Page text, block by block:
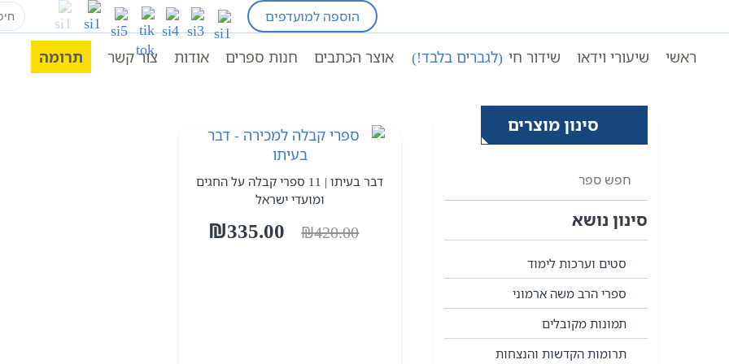
to
הוספה למועדפים for:
ראשי שיעורי וידאו שידור חי (לגברים בלבד!) אוצר הכתבים חנות ספרים אודות צור קשר תרומה
עמוד ראשי תשעה באב
סינון מוצרים
סינון נושא
סטים וערכות לימוד
ספרי הרב משה ארמוני
תמונות מקובלים
תרומות הקדשות והנצחות
דבר בעיתו | 11 ספרי קבלה על החגים
ומועדי ישראל
₪420.00
המחיר
המקורי
₪335.00